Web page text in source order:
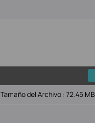
Tamaño del Archivo : 72.45 MB